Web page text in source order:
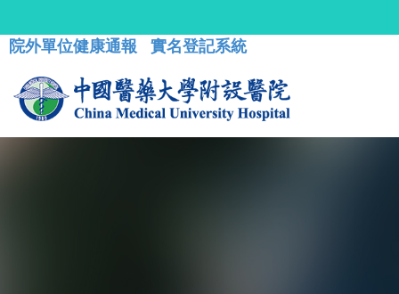
院外單位健康通報 實名登記系統